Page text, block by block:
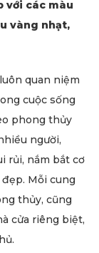
với các màu
vàng nhạt,
quan niệm
cuộc sống
phong thủy
người,
rủi, nắm bắt cơ
Mỗi cung
thủy, cũng
cửa riêng biệt,